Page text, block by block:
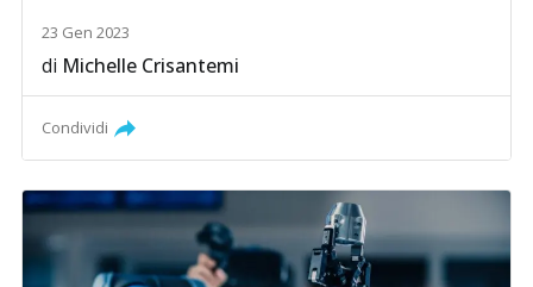
23 Gen 2023
di Michelle Crisantemi
Condividi